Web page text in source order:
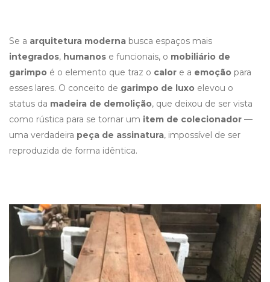
Se a arquitetura moderna busca espaços mais
integrados, humanos e funcionais, o mobiliário de
garimpo é o elemento que traz o calor e a emoção para
esses lares. O conceito de garimpo de luxo elevou o
status da madeira de demolição, que deixou de ser vista
como rústica para se tornar um item de colecionador —
uma verdadeira peça de assinatura, impossível de ser
reproduzida de forma idêntica.